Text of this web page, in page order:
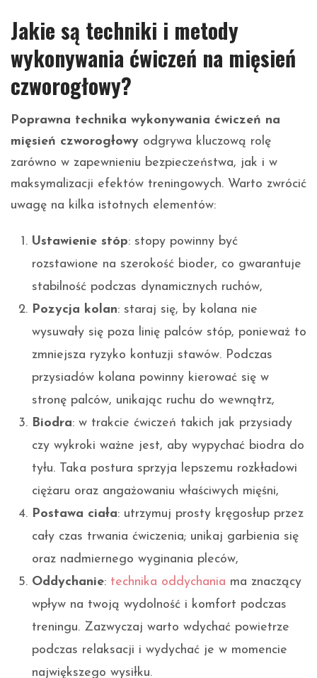
Jakie są techniki i metody
wykonywania ćwiczeń na mięsień
czworogłowy?
Poprawna technika wykonywania ćwiczeń na
mięsień czworogłowy odgrywa kluczową rolę
zarówno w zapewnieniu bezpieczeństwa, jak i w
maksymalizacji efektów treningowych. Warto zwrócić
uwagę na kilka istotnych elementów:
Ustawienie stóp: stopy powinny być
rozstawione na szerokość bioder, co gwarantuje
stabilność podczas dynamicznych ruchów,
Pozycja kolan: staraj się, by kolana nie
wysuwały się poza linię palców stóp, ponieważ to
zmniejsza ryzyko kontuzji stawów. Podczas
przysiadów kolana powinny kierować się w
stronę palców, unikając ruchu do wewnątrz,
Biodra: w trakcie ćwiczeń takich jak przysiady
czy wykroki ważne jest, aby wypychać biodra do
tyłu. Taka postura sprzyja lepszemu rozkładowi
ciężaru oraz angażowaniu właściwych mięśni,
Postawa ciała: utrzymuj prosty kręgosłup przez
cały czas trwania ćwiczenia; unikaj garbienia się
oraz nadmiernego wyginania pleców,
Oddychanie: technika oddychania ma znaczący
wpływ na twoją wydolność i komfort podczas
treningu. Zazwyczaj warto wdychać powietrze
podczas relaksacji i wydychać je w momencie
największego wysiłku.